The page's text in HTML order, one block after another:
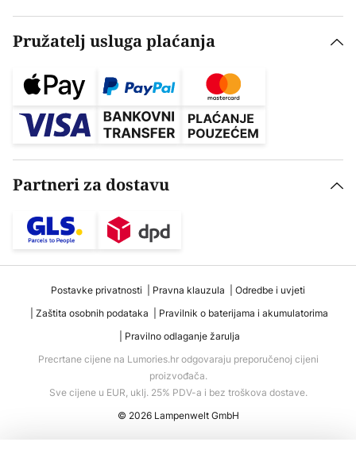
Pružatelj usluga plaćanja
Partneri za dostavu
Postavke privatnosti Pravna klauzula
Odredbe i uvjeti
Zaštita osobnih podataka
Pravilnik o baterijama i akumulatorima
Pravilno odlaganje žarulja
Precrtane cijene na Lumories.hr odgovaraju preporučenoj cijeni
proizvođača.
Sve cijene u EUR, uklj. 25% PDV-a i bez troškova dostave.
© 2026 Lampenwelt GmbH